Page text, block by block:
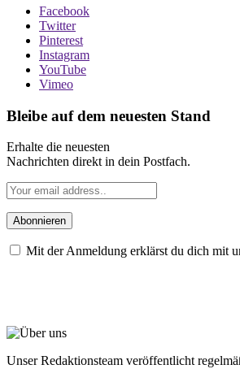
Facebook
Twitter
Pinterest
Instagram
YouTube
Vimeo
Bleibe auf dem neuesten Stand
Erhalte die neuesten
Nachrichten direkt in dein Postfach.
Mit der Anmeldung erklärst du dich mit
Unser Redaktionsteam veröffentlicht